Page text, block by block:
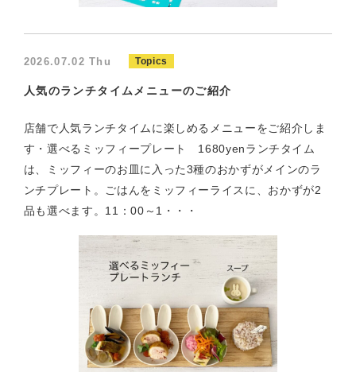
2026.07.02 Thu Topics
人気のランチタイムメニューのご紹介
店舗で人気ランチタイムに楽しめるメニューをご紹介しま
す・選べるミッフィープレート 1680yenランチタイム
は、ミッフィーのお皿に入った3種のおかずがメインのラ
ンチプレート。ごはんをミッフィーライスに、おかずが2
品も選べます。11：00～1・・・